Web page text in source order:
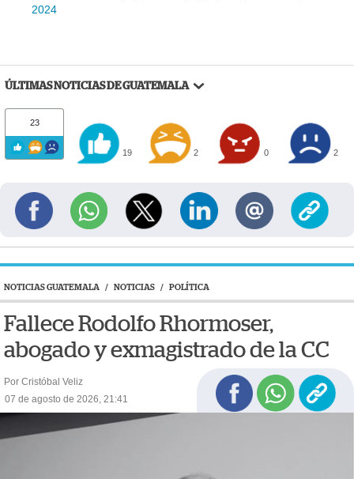
2024
ÚLTIMAS NOTICIAS DE GUATEMALA
23
19 2 0 2
NOTICIAS GUATEMALA / NOTICIAS / POLÍTICA
Fallece Rodolfo Rhormoser,
abogado y exmagistrado de la CC
Por Cristóbal Veliz
07 de agosto de 2026, 21:41